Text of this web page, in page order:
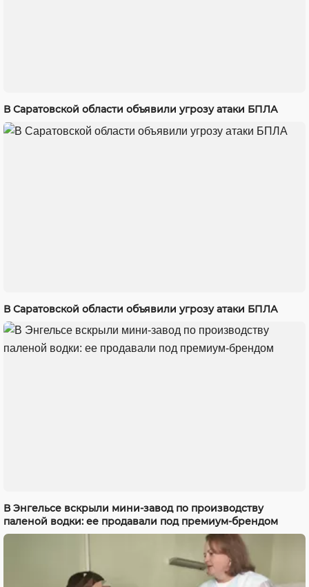
В Саратовской области объявили угрозу атаки БПЛА
В Саратовской области объявили угрозу атаки БПЛА
В Энгельсе вскрыли мини-завод по производству
паленой водки: ее продавали под премиум-брендом